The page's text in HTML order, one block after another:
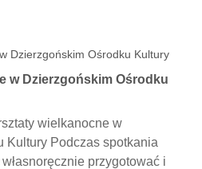
w Dzierzgońskim Ośrodku
wielkanocne w
Kultury Podczas spotkania
przygotować i